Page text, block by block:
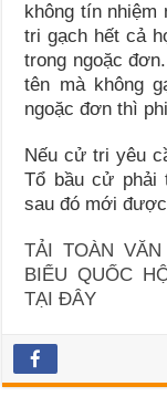
không tín
tri gạch hết cả
trong ngoặc
tên mà không
ngoặc đơn thì
Nếu cử tri yêu
Tổ bầu cử phải
sau đó mới
TẢI TOÀN
BIỂU QUỐC
TẠI ĐÂY